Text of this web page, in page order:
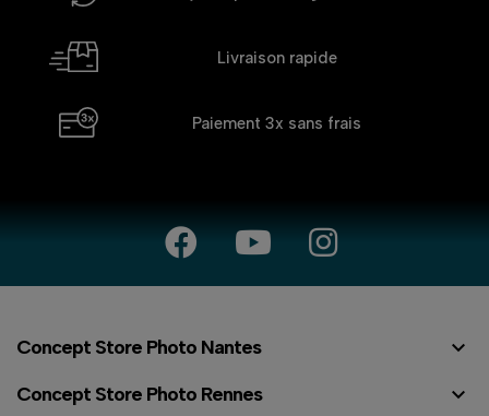
Livraison rapide
Paiement 3x sans frais
Concept Store Photo Nantes 
Concept Store Photo Rennes 